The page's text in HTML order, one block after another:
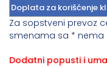
Doplata za korišćenje
Za sopstveni prevoz
smenama sa * nema
Dodatni popusti i